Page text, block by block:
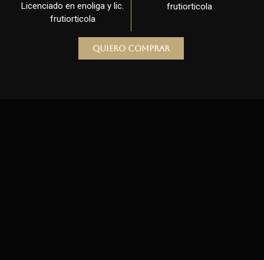
Licenciado en enoliga y lic.
frutiorticola
frutiorticola
Quiero comprar